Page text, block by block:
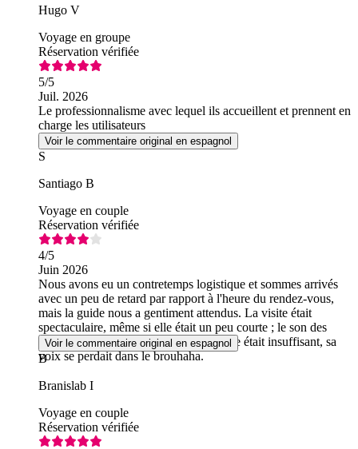
Hugo V
Voyage en groupe
Réservation vérifiée
5/5
Juil. 2026
Le professionnalisme avec lequel ils accueillent et prennent en
charge les utilisateurs
Voir le commentaire original en espagnol
S
Santiago B
Voyage en couple
Réservation vérifiée
4/5
Juin 2026
Nous avons eu un contretemps logistique et sommes arrivés
avec un peu de retard par rapport à l'heure du rendez-vous,
mais la guide nous a gentiment attendus. La visite était
spectaculaire, même si elle était un peu courte ; le son des
écouteurs permettant d'entendre la guide était insuffisant, sa
voix se perdait dans le brouhaha.
Voir le commentaire original en espagnol
B
Branislab I
Voyage en couple
Réservation vérifiée